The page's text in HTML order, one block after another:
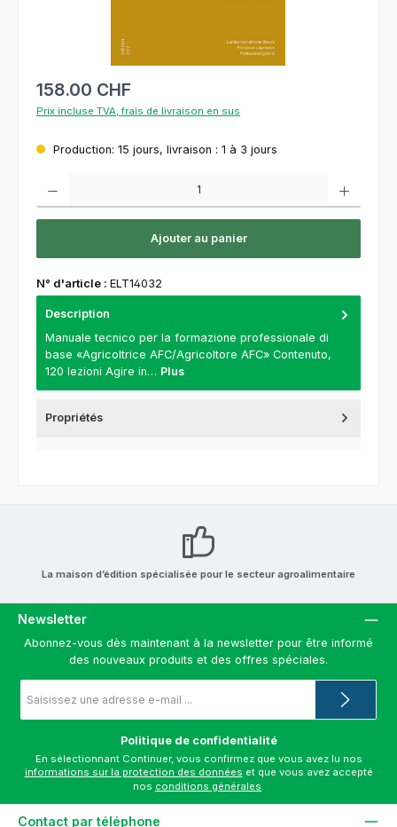
158.00 CHF
Prix incluse TVA, frais de livraison en sus
Production: 15 jours, livraison : 1 à 3 jours
Ajouter au panier
N° d'article : ELT14032
Description
Manuale tecnico per la formazione professionale di
base «Agricoltrice AFC/Agricoltore AFC» Contenuto,
120 lezioni Agire in… Plus
Propriétés
La maison d’édition spécialisée pour le secteur agroalimentaire
Newsletter
Abonnez-vous dès maintenant à la newsletter pour être informé
des nouveaux produits et des offres spéciales.
e-
*
Politique de confidentialité
informations sur la protection des données et que vous avez accepté
nos conditions générales
Contact par téléphone